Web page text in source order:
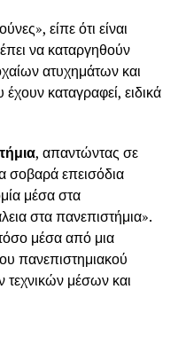
είπε ότι είναι
να καταργηθούν
ατυχημάτων και
καταγραφεί, ειδικά
, απαντώντας σε
σοβαρά επεισόδια
μέσα στα
στα πανεπιστήμια».
μέσα από μια
πανεπιστημιακού
μέσων και